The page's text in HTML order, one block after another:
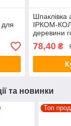
Шпаклівка
ІРКОМ-
деревини
78,40₴
та новинки
Топ